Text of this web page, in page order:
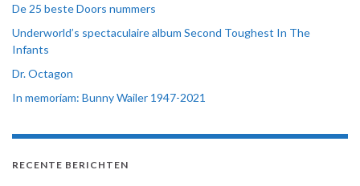
De 25 beste Doors nummers
Underworld’s spectaculaire album Second Toughest In The
Infants
Dr. Octagon
In memoriam: Bunny Wailer 1947-2021
RECENTE BERICHTEN